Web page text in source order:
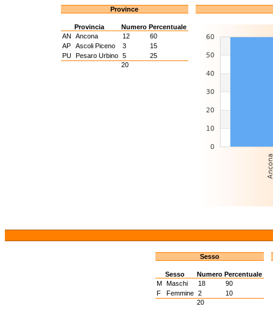
Province
Provincia Numero Percentuale
AN
Ancona 12
60
AP
Ascoli Piceno 3
15
PU Pesaro Urbino 5
25
20
Sesso
Sesso Numero Percentuale
M Maschi 18
90
F
Femmine 2
10
20